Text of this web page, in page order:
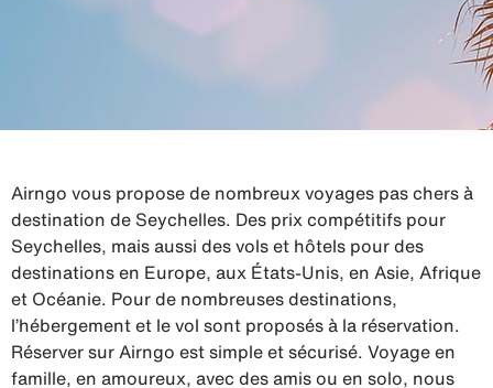
Airngo vous propose de nombreux voyages pas chers à
destination de Seychelles. Des prix compétitifs pour
Seychelles, mais aussi des vols et hôtels pour des
destinations en Europe, aux États-Unis, en Asie, Afrique
et Océanie. Pour de nombreuses destinations,
l’hébergement et le vol sont proposés à la réservation.
Réserver sur Airngo est simple et sécurisé. Voyage en
famille, en amoureux, avec des amis ou en solo, nous